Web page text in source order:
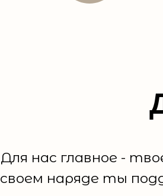
Для нас главное -
своем наряде ты